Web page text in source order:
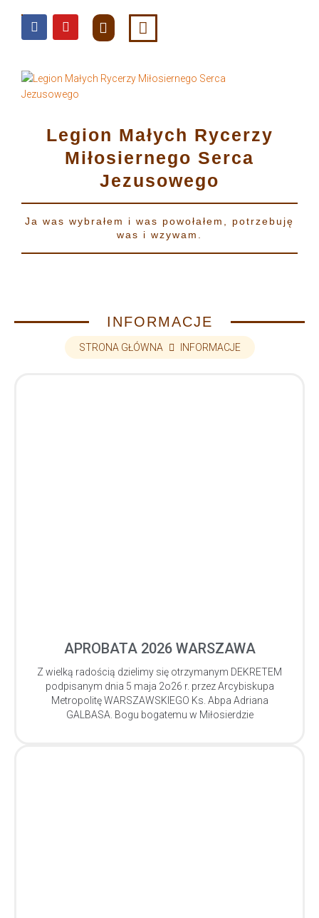
treści
Legion Małych Rycerzy
Miłosiernego Serca
Jezusowego
Ja was wybrałem i was powołałem, potrzebuję
was i wzywam.
INFORMACJE
STRONA GŁÓWNA INFORMACJE
APROBATA 2026 WARSZAWA
Z wielką radością dzielimy się otrzymanym DEKRETEM
podpisanym dnia 5 maja 2o26 r. przez Arcybiskupa
Metropolitę WARSZAWSKIEGO Ks. Abpa Adriana
GALBASA. Bogu bogatemu w Miłosierdzie